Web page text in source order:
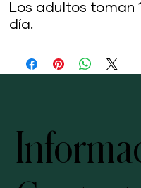
Los adultos toman
día.